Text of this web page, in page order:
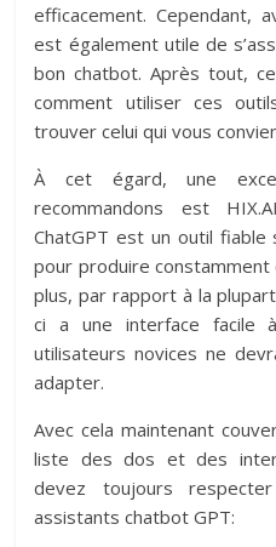
efficacement. Cependant,
est également utile de
bon chatbot. Après tout,
comment utiliser ces
trouver celui qui vous
À cet égard, une
recommandons est
ChatGPT est un outil
pour produire
plus, par rapport à la
ci a une interface facile
utilisateurs novices ne
adapter.
Avec cela maintenant
liste des dos et des
devez toujours
assistants chatbot GPT: